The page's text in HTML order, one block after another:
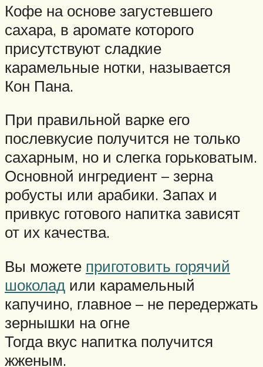
Кофе на основе загустевшего
сахара, в аромате которого
присутствуют сладкие
карамельные нотки, называется
Кон Пана.
При правильной варке его
послевкусие получится не только
сахарным, но и слегка горьковатым.
Основной ингредиент – зерна
робусты или арабики. Запах и
привкус готового напитка зависят
от их качества.
Вы можете приготовить горячий
шоколад или карамельный
капучино, главное – не передержать
зернышки на огне
Тогда вкус напитка получится
жженым.